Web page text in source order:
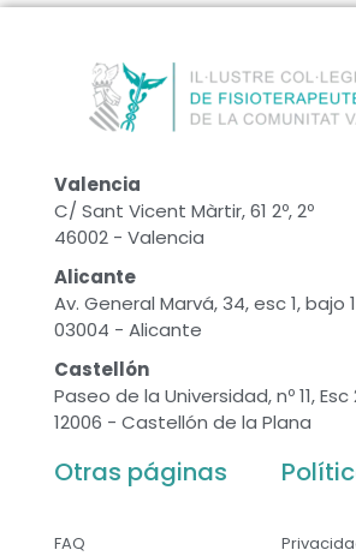
Valencia
C/ Sant Vicent Màrtir, 61 2º, 2º
46002 - Valencia
Alicante
Av. General Marvá, 34, esc 1, bajo 1
03004 - Alicante
Castellón
Paseo de la Universidad, nº 11, Esc
12006 - Castellón de la Plana
Otras páginas
FAQ